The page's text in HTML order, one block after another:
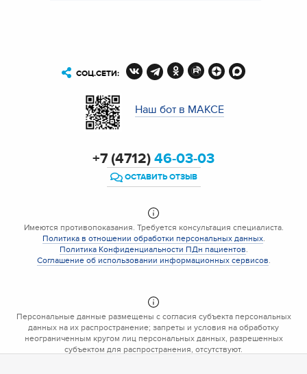
СОЦ.СЕТИ:
Наш бот в МАКСЕ
+7 (4712)46-03-03
ОСТАВИТЬ ОТЗЫВ
Имеются противопоказания. Требуется консультация специалиста.
Политика в отношении обработки персональных данных.
Политика Конфиденциальности ПДн пациентов
Соглашение об использовании информационных сервисов
Персональные данные размещены с согласия субъекта персональных
данных на их распространение; запреты и условия на обработку
неограниченным кругом лиц персональных данных, разрешенных
субъектом для распространения, отсутствуют.